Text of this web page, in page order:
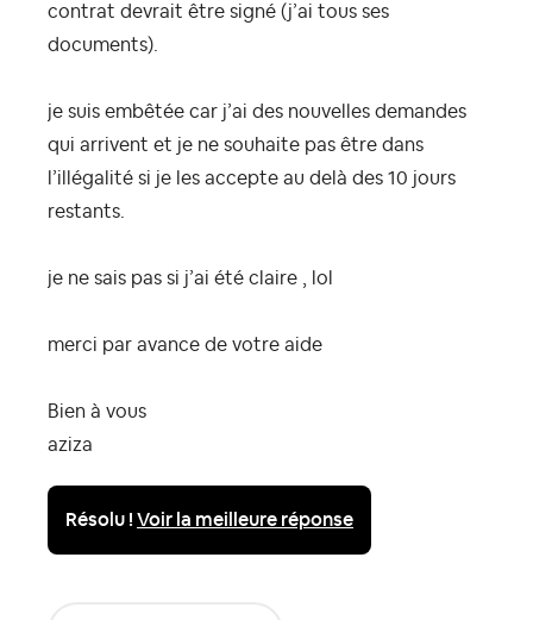
contrat devrait être signé (j’ai tous ses
documents).
je suis embêtée car j’ai des nouvelles demandes
qui arrivent et je ne souhaite pas être dans
l’illégalité si je les accepte au delà des 10 jours
restants.
je ne sais pas si j’ai été claire , lol
merci par avance de votre aide
Bien à vous
aziza
Résolu !Voir la meilleure réponse